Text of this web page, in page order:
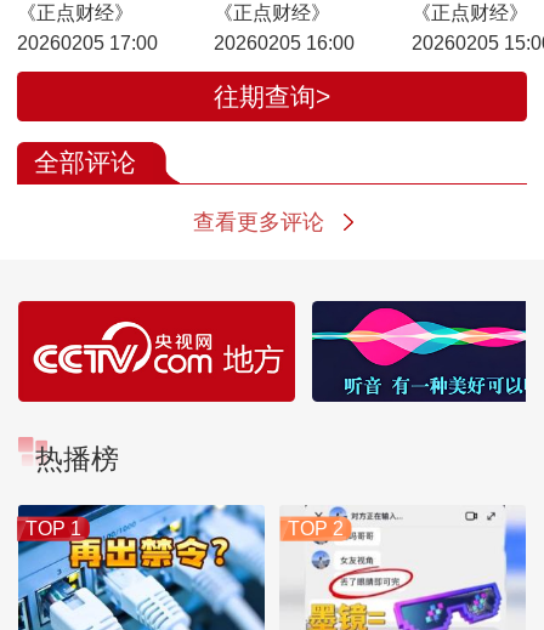
《正点财经》
20260205 17:00
《正点财经》
20260205 16:00
《正点财经》
20260205
往期查询>
全部评论
查看更多评论
热播榜
TOP 1 TOP 2